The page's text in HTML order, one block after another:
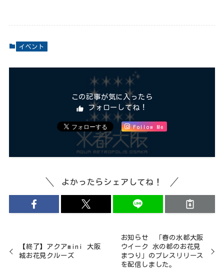
イベント
この記事が気に入ったら
フォローしてね！
Follow Me
よかったらシェアしてね！
【終了】アクアmini 大阪
城お花見クルーズ
お知らせ 「春の水都大阪
ウイーク 水の都のお花見
まつり」のプレスリリース
を配信しました。